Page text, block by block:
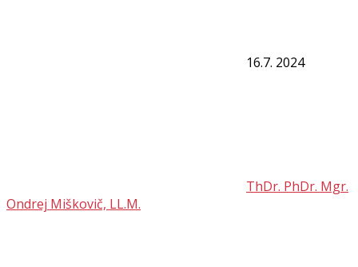
16.7. 2024
ThDr. PhDr. Mgr.
Ondrej Miškovič, LL.M.